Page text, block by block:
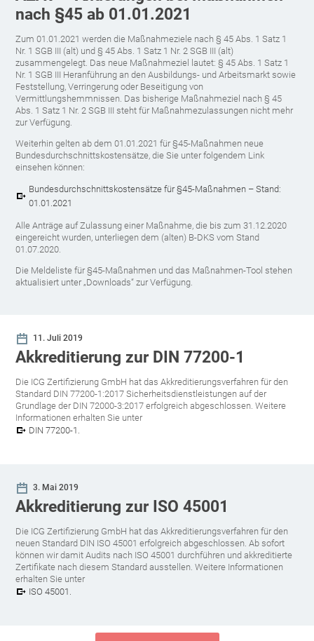
nach §45 ab 01.01.2021
Zum 01.01.2021 werden die Maßnahmeziele nach § 45 Abs. 1 Satz 1
Nr. 1 SGB III (alt) und § 45 Abs. 1 Satz 1 Nr. 2 SGB III (alt)
zusammengelegt. Das neue Maßnahmeziel lautet: § 45 Abs. 1 Satz 1
Nr. 1 SGB III Heranführung an den Ausbildungs- und Arbeitsmarkt sowie
Feststellung, Verringerung oder Beseitigung von
Vermittlungshemmnissen. Das bisherige Maßnahmeziel nach § 45
Abs. 1 Satz 1 Nr. 2 SGB III steht für Maßnahmezulassungen nicht mehr
zur Verfügung.
Weiterhin gelten ab dem 01.01.2021 für §45-Maßnahmen neue
Bundesdurchschnittskostensätze, die Sie unter folgendem Link
einsehen können:
Bundesdurchschnittskostensätze für §45-Maßnahmen – Stand:
01.01.2021
Alle Anträge auf Zulassung einer Maßnahme, die bis zum 31.12.2020
eingereicht wurden, unterliegen dem (alten) B-DKS vom Stand
01.07.2020.
Die Meldeliste für §45-Maßnahmen und das Maßnahmen-Tool stehen
aktualisiert unter „Downloads“ zur Verfügung.
11. Juli 2019
Akkreditierung zur DIN 77200-1
Die ICG Zertifizierung GmbH hat das Akkreditierungsverfahren für den
Standard DIN 77200-1:2017 Sicherheitsdienstleistungen auf der
Grundlage der DIN 72000-3:2017 erfolgreich abgeschlossen. Weitere
Informationen erhalten Sie unter
DIN 77200-1.
3. Mai 2019
Akkreditierung zur ISO 45001
Die ICG Zertifizierung GmbH hat das Akkreditierungsverfahren für den
neuen Standard DIN ISO 45001 erfolgreich abgeschlossen. Ab sofort
können wir damit Audits nach ISO 45001 durchführen und akkreditierte
Zertifikate nach diesem Standard ausstellen. Weitere Informationen
erhalten Sie unter
ISO 45001.